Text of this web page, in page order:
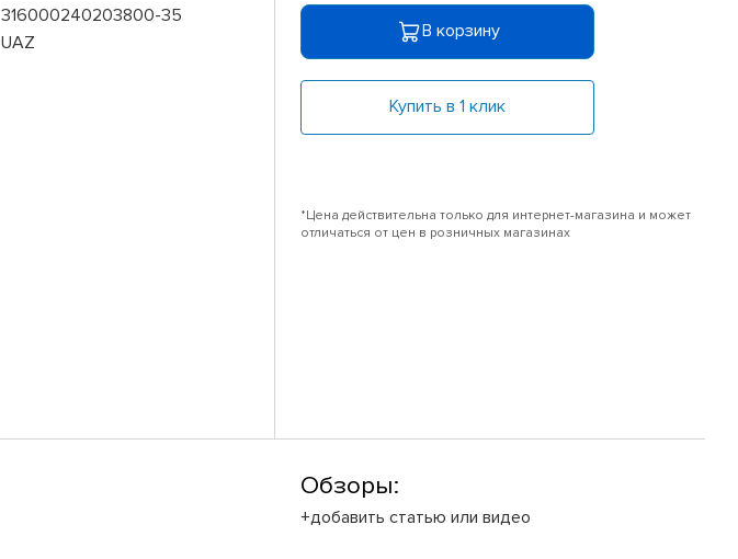
316000240203800-35
UAZ
В корзину
Купить в 1 клик
*Цена действительна только для интернет-магазина и может
отличаться от цен в розничных магазинах
Обзоры:
+добавить статью или видео